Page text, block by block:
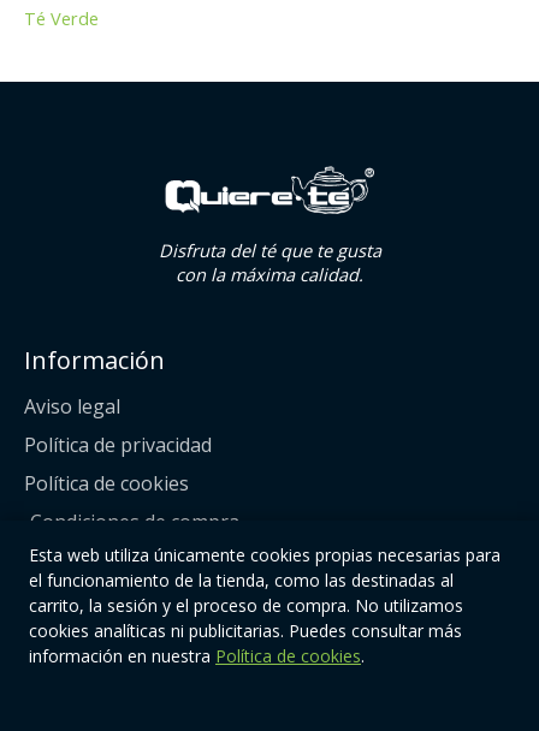
Té Verde
Disfruta del té que te gusta
con la máxima calidad.
Información
Aviso legal
Política de privacidad
Política de cookies
Condiciones de compra
Enlaces
Todos los productos
Esta web utiliza únicamente cookies propias necesarias para
el funcionamiento de la tienda, como las destinadas al
carrito, la sesión y el proceso de compra. No utilizamos
cookies analíticas ni publicitarias. Puedes consultar más
información en nuestra Política de cookies.